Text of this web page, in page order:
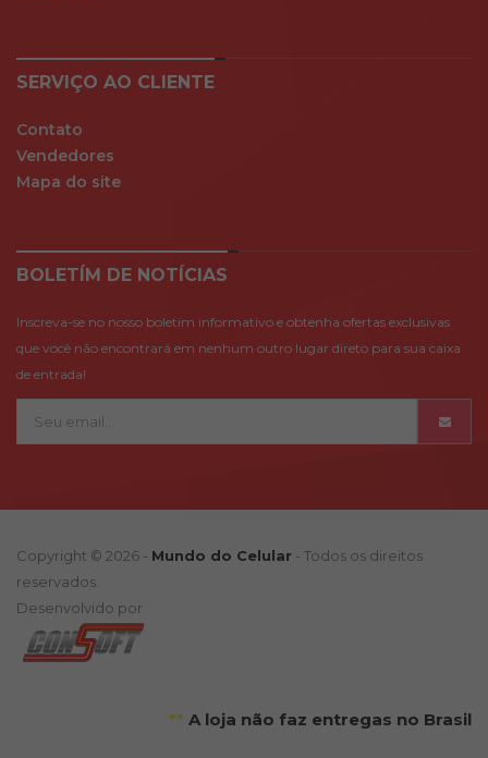
SERVIÇO AO CLIENTE
Contato
Vendedores
Mapa do site
BOLETÍM DE NOTÍCIAS
Inscreva-se no nosso boletim informativo e obtenha ofertas exclusivas
que você não encontrará em nenhum outro lugar direto para sua caixa
de entrada!
Copyright © 2026 - Mundo do Celular - Todos os direitos
reservados.
Desenvolvido por
** A loja não faz entregas no Brasil